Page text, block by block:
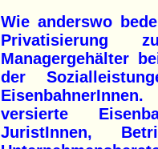
Wie anderswo
Privatisierung
Managergehälter
der
versierte
JuristInnen,